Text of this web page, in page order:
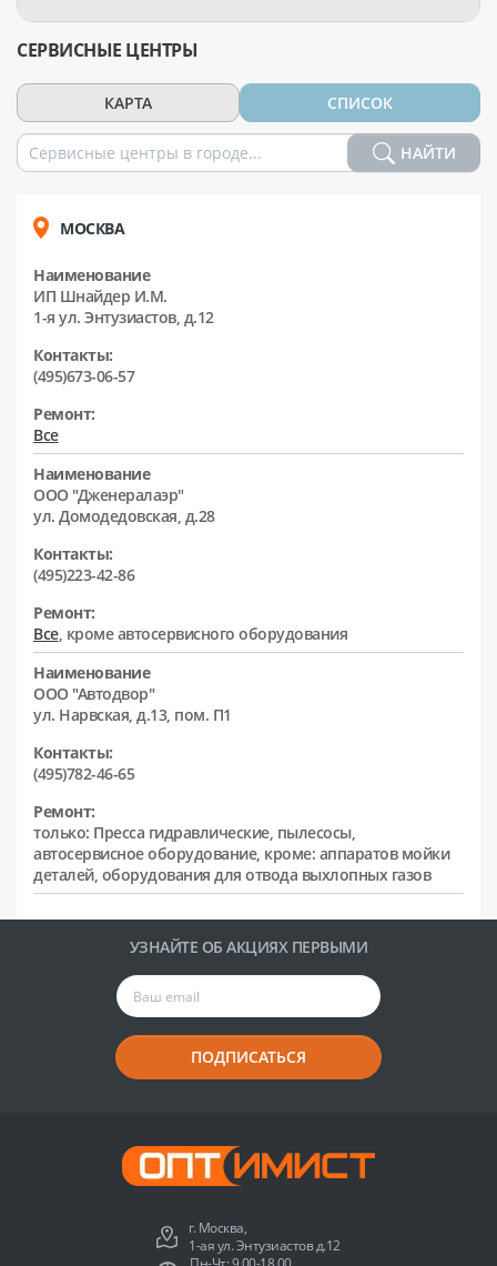
СЕРВИСНЫЕ ЦЕНТРЫ
КАРТА СПИСОК
НАЙТИ
МОСКВА
Наименование
ИП Шнайдер И.М.
1-я ул. Энтузиастов, д.12
Контакты:
(495)673-06-57
Ремонт:
Все
Наименование
ООО "Дженералаэр"
ул. Домодедовская, д.28
Контакты:
(495)223-42-86
Ремонт:
Все, кроме автосервисного оборудования
Наименование
ООО "Автодвор"
ул. Нарвская, д.13, пом. П1
Контакты:
(495)782-46-65
Ремонт:
только: Пресса гидравлические, пылесосы,
автосервисное оборудование, кроме: аппаратов мойки
деталей, оборудования для отвода выхлопных газов
УЗНАЙТЕ ОБ АКЦИЯХ ПЕРВЫМИ
ПОДПИСАТЬСЯ
г. Москва,
1-ая ул. Энтузиастов д.12